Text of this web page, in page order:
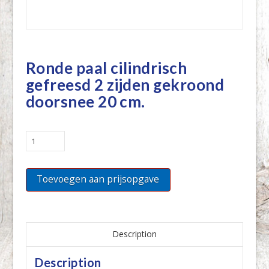
Ronde paal cilindrisch
gefreesd 2 zijden gekroond
doorsnee 20 cm.
Ronde
paal
gefreesd
2
gekroond
20
cm.
Toevoegen aan prijsopgave
Description
Description